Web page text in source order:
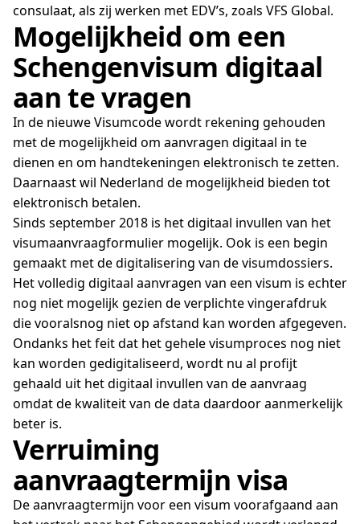
consulaat, als zij werken met EDV’s, zoals VFS Global.
Mogelijkheid om een
Schengenvisum digitaal
aan te vragen
In de nieuwe Visumcode wordt rekening gehouden
met de mogelijkheid om aanvragen digitaal in te
dienen en om handtekeningen elektronisch te zetten.
Daarnaast wil Nederland de mogelijkheid bieden tot
elektronisch betalen.
Sinds september 2018 is het digitaal invullen van het
visumaanvraagformulier mogelijk. Ook is een begin
gemaakt met de digitalisering van de visumdossiers.
Het volledig digitaal aanvragen van een visum is echter
nog niet mogelijk gezien de verplichte vingerafdruk
die vooralsnog niet op afstand kan worden afgegeven.
Ondanks het feit dat het gehele visumproces nog niet
kan worden gedigitaliseerd, wordt nu al profijt
gehaald uit het digitaal invullen van de aanvraag
omdat de kwaliteit van de data daardoor aanmerkelijk
beter is.
Verruiming
aanvraagtermijn visa
De aanvraagtermijn voor een visum voorafgaand aan